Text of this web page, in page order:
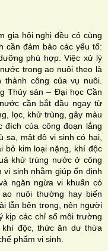
gia hội nghị đều có cùng
cần đảm bảo các yếu tố:
phù hợp. Việc xử lý
trong ao nuôi theo là
công của vụ nuôi.
Thủy sản – Đại học Cần
cần bắt đầu ngay từ
lọc, khử trùng, gây màu
của công đoạn lắng
sa, mật độ vi sinh có hại,
bỏ kim loại nặng, khí độc
khử trùng nước ở công
vi sinh nhằm giúp ổn định
ngăn ngừa vi khuẩn có
nuôi thường hay biến
lẫn bên trong, nên người
kịp các chỉ số môi trường
độc, thức ăn dư thừa
phẩm vi sinh.